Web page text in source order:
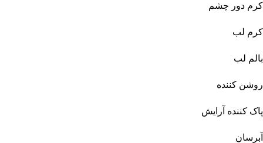
کرم دور چشم
کرم لب
بالم لب
روشن کننده
پاک کننده آرایش
آبرسان